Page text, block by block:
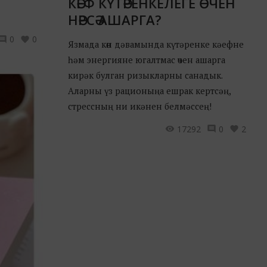
0 0
НӘРСӘ АШАРГА?
Язмада көн дәвамында күтәренке кәефне
һәм энергияне югалтмас өчен ашарга
кирәк булган ризыкларны санадык.
Аларны үз рационыңа ешрак кертсәң,
стрессның ни икәнен белмәссең!
17292
0 2